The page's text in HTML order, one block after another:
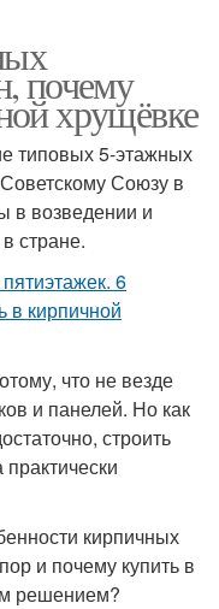
почему
хрущёвке
типовых 5-этажных
Союзу в
в возведении и
стране.
что не везде
и панелей. Но как
строить
кирпичных
и почему купить в
решением?